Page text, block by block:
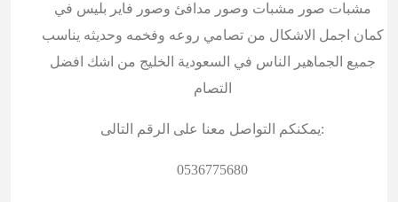
مشبات صور مشبات وصور مدافئ وصور فاير بليس في
كمان اجمل الاشكال من تصامي روعه وفخمه وحديثه يناسب
جميع الجماهير الناس في السعودية الخليج من اشك افضل
التصام
يمكنكم التواصل معنا على الرقم التالى:
0536775680